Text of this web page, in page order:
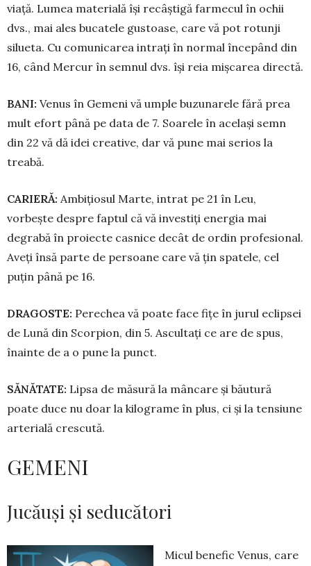
viață. Lumea ma­­terială își recâștigă farmecul în ochii
dvs., mai ales bucatele gustoase, care vă pot rotunji
silueta. Cu comu­ni­carea intrați în normal începând din
16, când Mercur în semnul dvs. își reia mișcarea directă.
BANI: Venus în Gemeni vă umple buzunarele fără prea
mult efort până pe data de 7. Soarele în același semn
din 22 vă dă idei creative, dar vă pune mai serios la
treabă.
CARIERĂ: Ambițiosul Marte, intrat pe 21 în Leu,
vorbește despre faptul că vă investiți energia mai
degrabă în pro­­iecte casnice decât de ordin pro­fe­sio­nal.
Aveți însă parte de persoane care vă țin spatele, cel
puțin până pe 16.
DRAGOSTE: Perechea vă poate fa­ce fițe în jurul eclipsei
de Lună din Scor­­pion, din 5. Ascultați ce are de spus,
îna­inte de a o pune la punct.
SĂNĂTATE: Lipsa de măsură la mâncare și băutură
poate duce nu doar la kilograme în plus, ci și la tensiune
arterială crescută.
GEMENI
Jucăuși și seducători
Micul benefic Venus, care